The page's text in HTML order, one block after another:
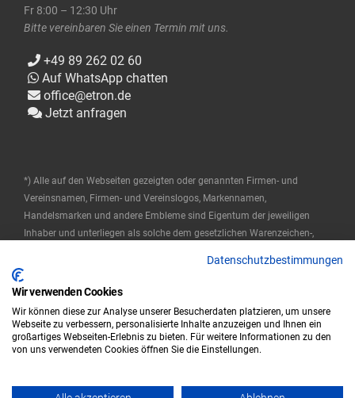
Fr 8:00 – 12:30 Uhr
Bitte vereinbaren Sie einen Termin mit uns.
+49 89 262 02 60
Auf WhatsApp chatten
office@etron.de
Jetzt anfragen
*) Alle auf den Webseiten gezeigten oder genannten Firmen- und
Vereinsnamen, Firmen- und Vereinslogos, Markennamen,
Handelsmarken und andere Embleme sind Eigentum der jeweiligen
Inhaber und unterliegen als solche dem gesetzlichen Warenzeichen-,
verwendet, um die Produkte zu beschreiben oder zu identifizieren, und
stellen keine Zugehörigkeit durch die Markeninhaber dar.
© 2025 ETRON Softwareentwicklungs- und Vertriebs GmbH
Impressum | Datenschutz | AGB
Datenschutzbestimmungen
Wir verwenden Cookies
Wir können diese zur Analyse unserer Besucherdaten platzieren, um unsere
Webseite zu verbessern, personalisierte Inhalte anzuzeigen und Ihnen ein
großartiges Webseiten-Erlebnis zu bieten. Für weitere Informationen zu den
von uns verwendeten Cookies öffnen Sie die Einstellungen.